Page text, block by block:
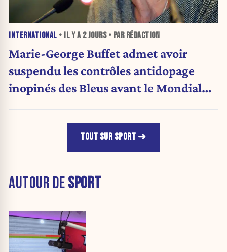
INTERNATIONAL • IL Y A 2 JOURS• PAR RÉDACTION
Marie-George Buffet admet avoir
suspendu les contrôles antidopage
inopinés des Bleus avant le Mondial
TOUT SUR SPORT
AUTOUR DESPORT